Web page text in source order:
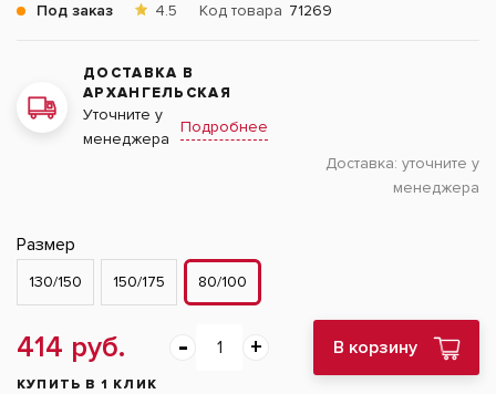
Под заказ 4.5 Код товара 71269
ДОСТАВКА В
АРХАНГЕЛЬСКАЯ
Уточните у
менеджера
Подробнее
Доставка: уточните у
менеджера
Размер
130/150 150/175 80/100
414 руб. В корзину
КУПИТЬ В 1 КЛИК